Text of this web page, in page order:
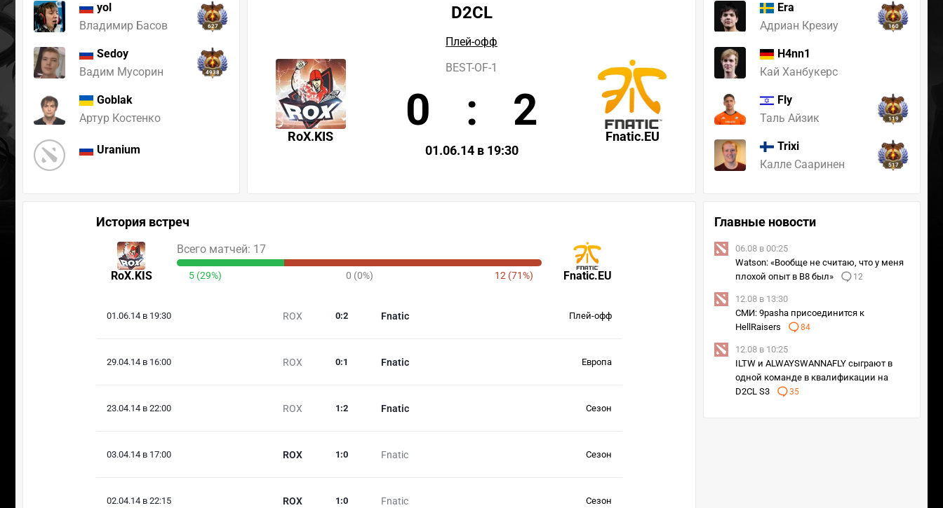
yol
Владимир Басов
627
Sedoy
Вадим Мусорин
4938
Goblak
Артур Костенко
Uranium
Era
Адриан Крезиу
160
H4nn1
Кай Ханбукерс
Fly
Таль Айзик
119
Trixi
Калле Сааринен
517
D2CL
Плей-офф
RoX.KIS Fnatic.EU
BEST-OF-1
0 : 2
01.06.14 в 19:30
История встреч
RoX.KIS Fnatic.EU
Всего матчей: 17
5 (29%) 0 (0%) 12 (71%)
01.06.14 в 19:30 ROX Fnatic
0:2 Плей-офф
29.04.14 в 16:00 ROX Fnatic
0:1 Европа
23.04.14 в 22:00 ROX Fnatic
1 :2 Сезон
03.04.14 в 17:00 ROX Fnatic
1 :0 Сезон
02.04.14 в 22:15 ROX Fnatic
1 :0 Сезон
Главные новости
06.08 в 00:25
Watson: «Вообще не считаю, что у меня
плохой опыт в B8 был»
12
12.08 в 13:30
СМИ: 9pasha присоединится к
HellRaisers
84
12.08 в 10:25
ILTW и ALWAYSWANNAFLY сыграют в
одной команде в квалификации на
D2CL S3
35